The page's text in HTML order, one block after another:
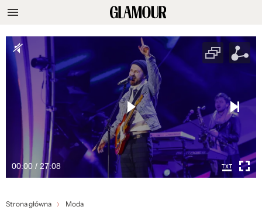
00:00 / 27:08
Strona główna Moda